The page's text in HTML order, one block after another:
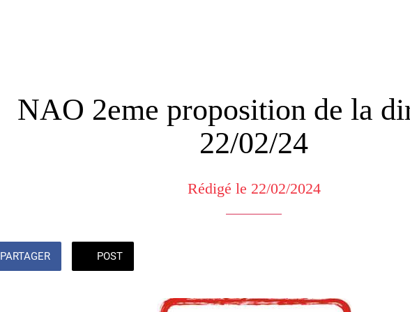
NAO 2eme proposition de la
22/02/24
Rédigé le 22/02/2024
PARTAGER POST